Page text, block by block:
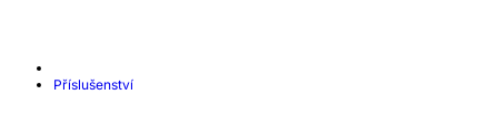
Příslušenství